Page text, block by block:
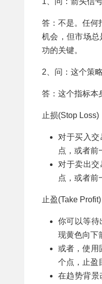
答：不是。任何
机会，但市场
功的关键。
2、问：这个策
答：这个指标本
止损(Stop Loss)
对于买入
点，或者前
对于卖出
点，或者前
止盈(Take
你可以等待
现黄色向下
或者，使用
个点，止盈
在趋势背景